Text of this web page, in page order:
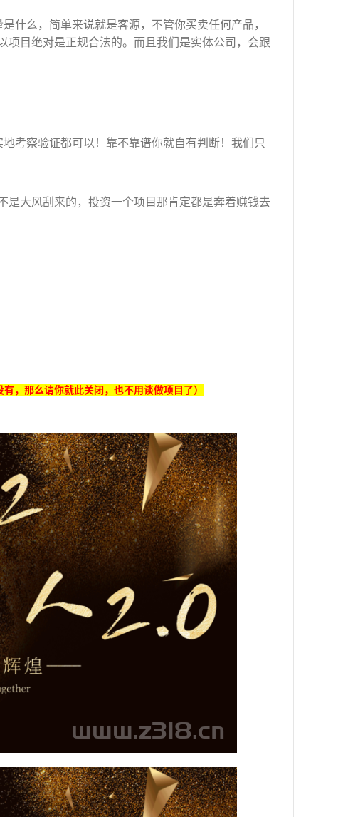
什么，简单来说就是客源，不管你买卖任何产品，
目绝对是正规合法的。而且我们是实体公司，会跟
考察验证都可以！靠不靠谱你就自有判断！我们只
大风刮来的，投资一个项目那肯定都是奔着赚钱去
，那么请你就此关闭，也不用谈做项目了）